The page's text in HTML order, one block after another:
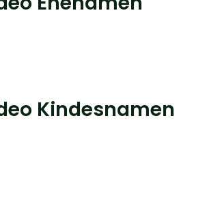
Kindesnamen